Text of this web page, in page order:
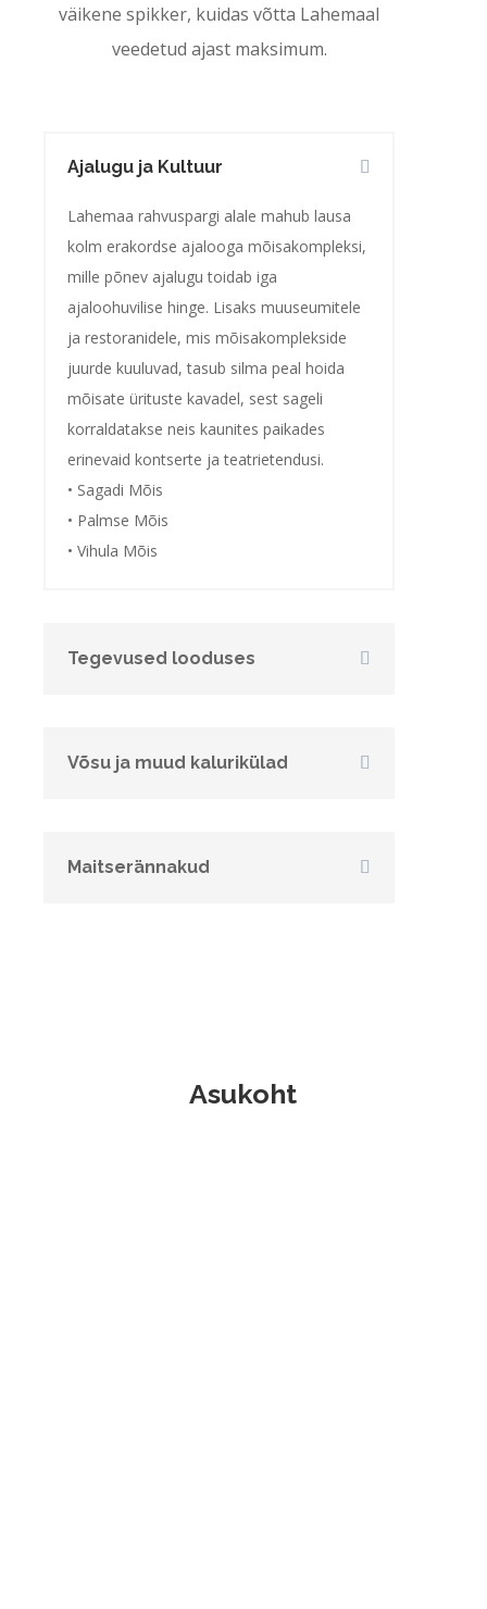
väikene spikker, kuidas võtta Lahemaal
veedetud ajast maksimum.
Ajalugu ja Kultuur
Lahemaa rahvuspargi alale mahub lausa
kolm erakordse ajalooga mõisakompleksi,
mille põnev ajalugu toidab iga
ajaloohuvilise hinge. Lisaks muuseumitele
ja restoranidele, mis mõisakomplekside
juurde kuuluvad, tasub silma peal hoida
mõisate ürituste kavadel, sest sageli
korraldatakse neis kaunites paikades
erinevaid kontserte ja teatrietendusi.
• Sagadi Mõis
• Palmse Mõis
• Vihula Mõis
Tegevused looduses
Võsu ja muud kalurikülad
Maitserännakud
Asukoht